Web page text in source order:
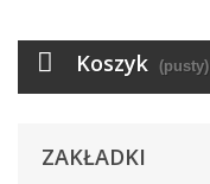
Koszyk (pusty)
ZAKŁADKI